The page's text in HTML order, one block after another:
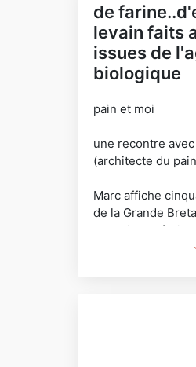
de
levain faits
issues de
biologique
pain et moi
une recontre
(architecte du
Marc affiche
de la Grande
d'architecte à
ans après, il a